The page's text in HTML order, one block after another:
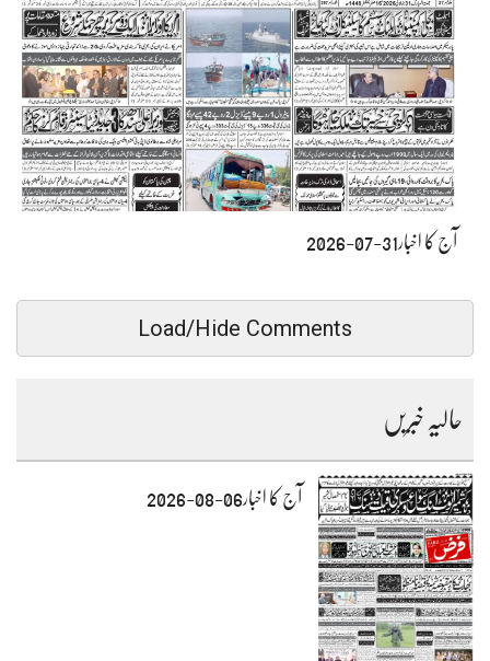
آج کا اخبار31-07-2026
Load/Hide Comments
حالیہ خبریں
آج کا اخبار06-08-2026